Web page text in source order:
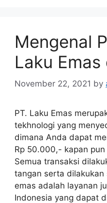
Mengenal
Laku
November 22, 2021 by
PT. Laku Emas
tekhnologi yang
dimana Anda dapat
Rp 50.000,- kapan
Semua transaksi
tangan serta dilakukan
emas adalah layanan
Indonesia yang dapat